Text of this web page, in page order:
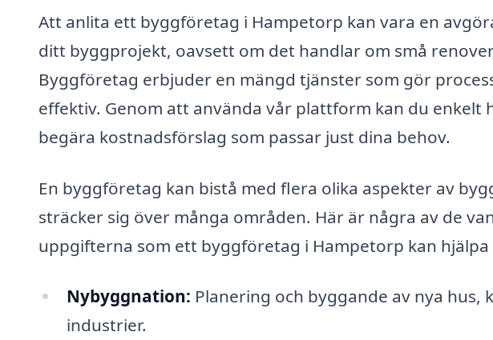
Att anlita ett byggföretag i Hampetorp kan vara en
ditt byggprojekt, oavsett om det handlar om små
Byggföretag erbjuder en mängd tjänster som gör
effektiv. Genom att använda vår plattform kan du enkelt
begära kostnadsförslag som passar just dina behov.
En byggföretag kan bistå med flera olika aspekter av
sträcker sig över många områden. Här är några av de
uppgifterna som ett byggföretag i Hampetorp kan hjälpa
Nybyggnation: Planering och byggande av nya hus,
industrier.